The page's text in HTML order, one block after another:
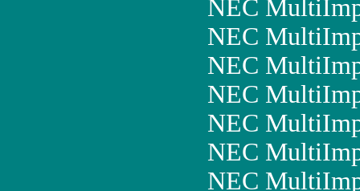
NEC
NEC
NEC
NEC
NEC
NEC
NEC